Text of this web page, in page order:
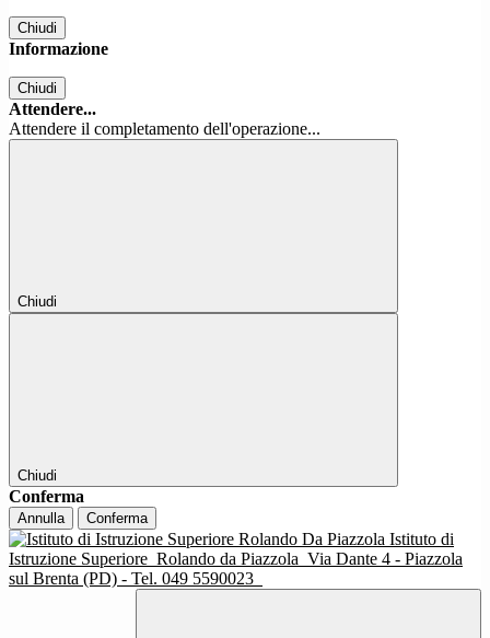
Chiudi
Informazione
Chiudi
Attendere...
Attendere il completamento dell'operazione...
Chiudi
Chiudi
Conferma
Annulla Conferma
Istituto di
Istruzione Superiore Rolando da Piazzola Via Dante 4 - Piazzola
sul Brenta (PD) - Tel. 049 5590023